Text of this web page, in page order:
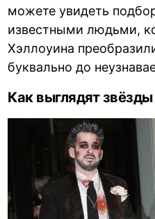
можете увидеть
известными людьми,
Хэллоуина
буквально до
Как выглядят